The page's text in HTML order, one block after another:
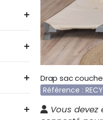
Référence :
Vous devez